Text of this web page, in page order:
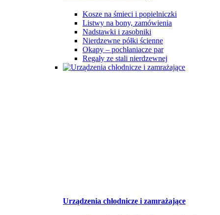
Kosze na śmieci i popielniczki
Listwy na bony, zamówienia
Nadstawki i zasobniki
Nierdzewne półki ścienne
Okapy – pochłaniacze par
Regały ze stali nierdzewnej
Urządzenia chłodnicze i zamrażające